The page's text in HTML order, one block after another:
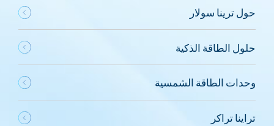
حول ترينا سولار
حلول الطاقة الذكية
وحدات الطاقة الشمسية
تراينا تراكر